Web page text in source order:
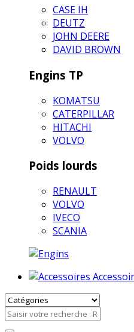
CASE IH
DEUTZ
JOHN DEERE
DAVID BROWN
Engins TP
KOMATSU
CATERPILLAR
HITACHI
VOLVO
Poids lourds
RENAULT
VOLVO
IVECO
SCANIA